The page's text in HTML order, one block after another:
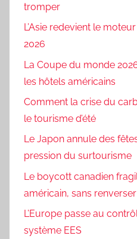
tromper
L’Asie redevient le
2026
La Coupe du monde
les hôtels américains
Comment la crise du
le tourisme d’été
Le Japon annule des
pression du surtourisme
Le boycott canadien
américain, sans
L’Europe passe au
système EES